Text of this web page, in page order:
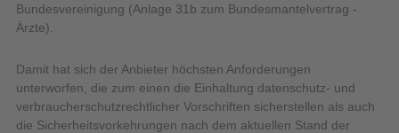
Bundesvereinigung (Anlage 31b zum Bundesmantelvertrag -
Ärzte).
Damit hat sich der Anbieter höchsten Anforderungen
unterworfen, die zum einen die Einhaltung datenschutz- und
verbraucherschutzrechtlicher Vorschriften sicherstellen als auch
die Sicherheitsvorkehrungen nach dem aktuellen Stand der